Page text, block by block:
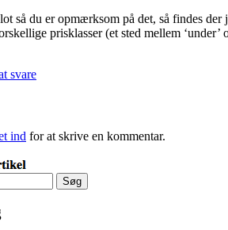
så du er opmærksom på det, så findes
prisklasser (et sted mellem
svare
ind for at skrive en kommentar.